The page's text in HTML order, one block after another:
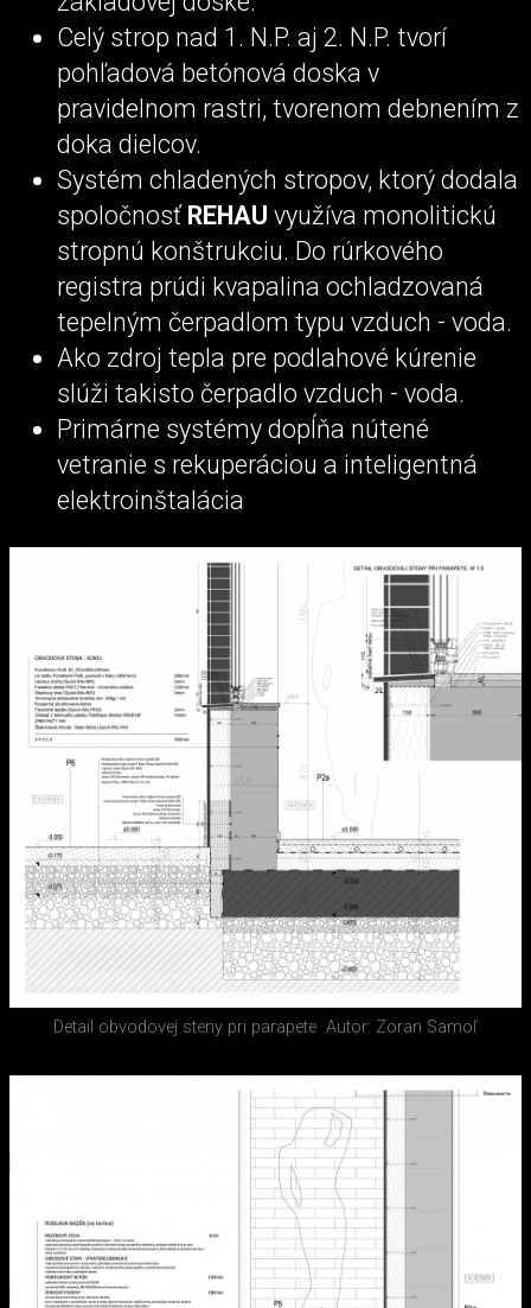
Celý strop nad 1. N.P. aj 2. N.P. tvorí
pohľadová betónová doska v
pravidelnom rastri, tvorenom debnením z
doka dielcov.
Systém chladených stropov, ktorý dodala
spoločnosť REHAU využíva monolitickú
stropnú konštrukciu. Do rúrkového
registra prúdi kvapalina ochladzovaná
tepelným čerpadlom typu vzduch - voda.
Ako zdroj tepla pre podlahové kúrenie
slúži takisto čerpadlo vzduch - voda.
Primárne systémy dopĺňa nútené
vetranie s rekuperáciou a inteligentná
elektroinštalácia
Detail obvodovej steny pri parapete Autor: Zoran Samoľ